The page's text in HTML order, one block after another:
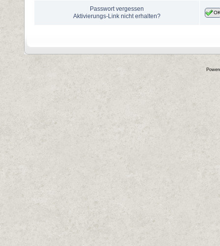
Passwort vergessen
Aktivierungs-Link nicht erhalten?